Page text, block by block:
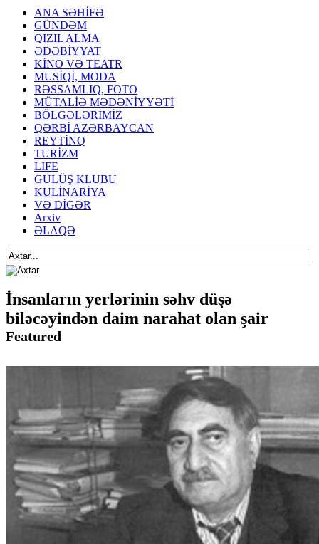
ANA SƏHİFƏ
GÜNDƏM
QIZIL ALMA
ƏDƏBİYYAT
KİNO VƏ TEATR
MUSİQİ, MODA
RƏSSAMLIQ, FOTO
MÜTALİƏ MƏDƏNİYYƏTİ
BÖLGƏLƏRİMİZ
QƏRBİ AZƏRBAYCAN
REYTİNQ
TURİZM
LIFE
GÜLÜŞ KLUBU
KULİNARİYA
VƏ DİGƏR
Arxiv
ƏLAQƏ
İnsanların yerlərinin səhv düşə
biləcəyindən daim narahat olan şair
Featured